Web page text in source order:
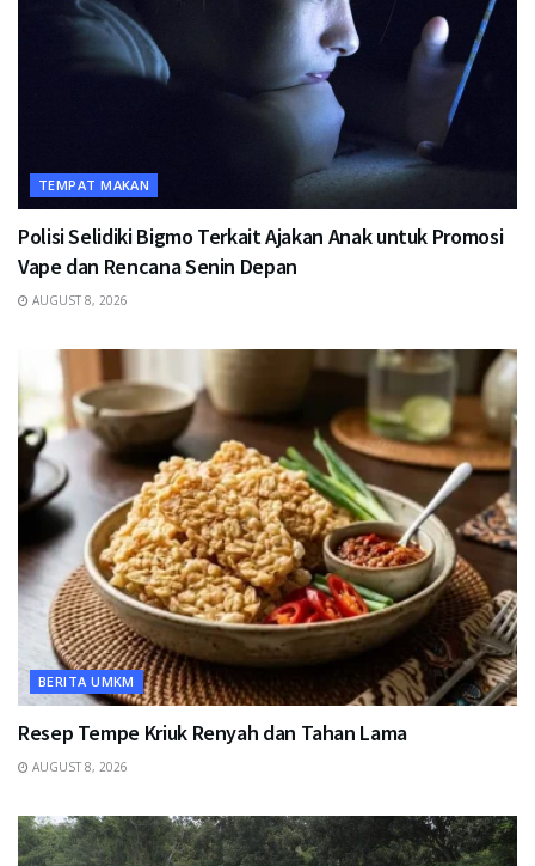
TEMPAT MAKAN
Polisi Selidiki Bigmo Terkait Ajakan Anak untuk Promosi
Vape dan Rencana Senin Depan
AUGUST 8, 2026
BERITA UMKM
Resep Tempe Kriuk Renyah dan Tahan Lama
AUGUST 8, 2026